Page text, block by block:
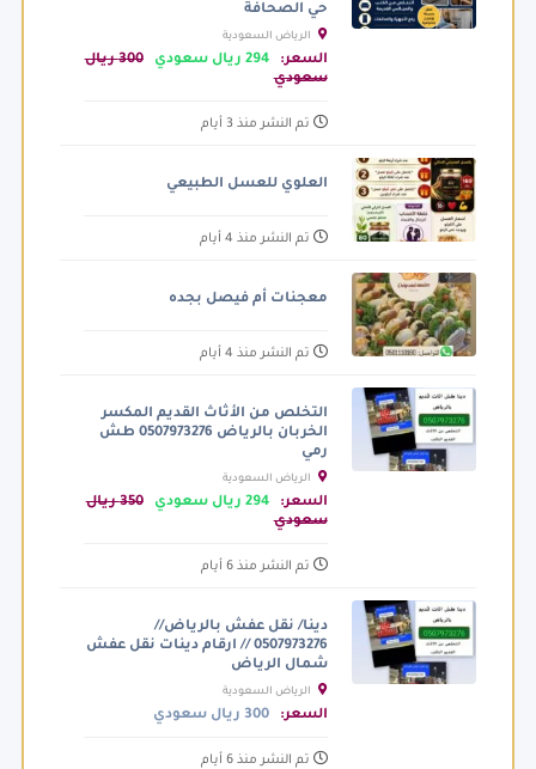
حي الصحافة
السعر: 294 ريال سعودي
300 ريال
سعودي
تم النشر منذ 3 أيام
العلوي للعسل الطبيعي
تم النشر منذ 4 أيام
معجنات أم فيصل بجده
تم النشر منذ 4 أيام
التخلص من الأثاث القديم المكسر
الخربان بالرياض 0507973276 طش
رمي
السعر: 294 ريال سعودي
350 ريال
سعودي
تم النشر منذ 6 أيام
دينا/ نقل عفش بالرياض//
0507973276 // ارقام دينات نقل عفش
شمال الرياض
السعر: 300 ريال سعودي
تم النشر منذ 6 أيام